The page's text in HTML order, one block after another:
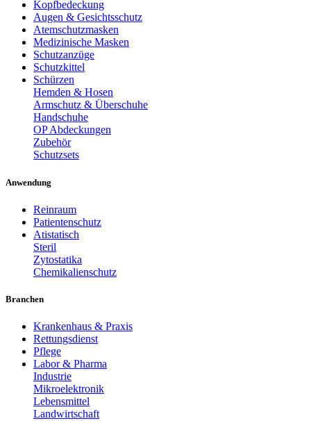
Kopfbedeckung
Augen & Gesichtsschutz
Atemschutzmasken
Medizinische Masken
Schutzanzüge
Schutzkittel
Schürzen
Hemden & Hosen
Armschutz & Überschuhe
Handschuhe
OP Abdeckungen
Zubehör
Schutzsets
Anwendung
Reinraum
Patientenschutz
Atistatisch
Steril
Zytostatika
Chemikalienschutz
Branchen
Krankenhaus & Praxis
Rettungsdienst
Pflege
Labor & Pharma
Industrie
Mikroelektronik
Lebensmittel
Landwirtschaft